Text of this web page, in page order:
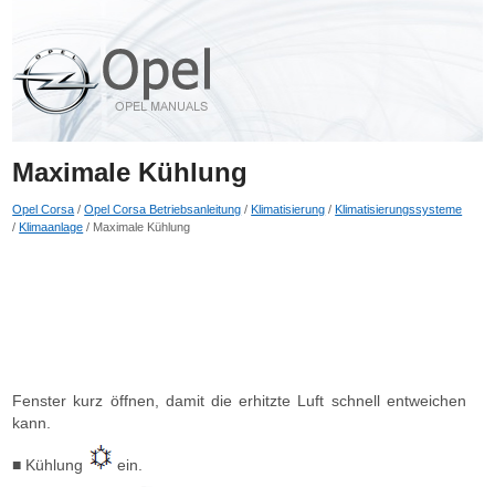
Maximale Kühlung
Opel Corsa /Opel Corsa Betriebsanleitung /Klimatisierung /Klimatisierungssysteme
/Klimaanlage / Maximale Kühlung
Fenster kurz öffnen, damit die erhitzte Luft schnell entweichen
kann.
■ Kühlung
ein.